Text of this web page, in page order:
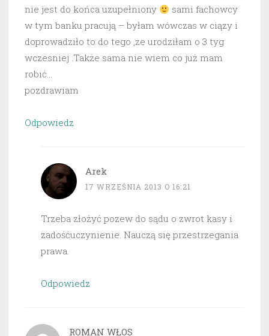
nie jest do końca uzupełniony
sami fachowcy
w tym banku pracują – byłam wówczas w ciązy i
doprowadziło to do tego ,ze urodziłam o 3 tyg
wczesniej .Także sama nie wiem co już mam
robić…
pozdrawiam
Odpowiedz
Arek
17 WRZEŚNIA 2013 O 16:21
Trzeba złożyć pozew do sądu o zwrot kasy i
zadośćuczynienie. Nauczą się przestrzegania
prawa.
Odpowiedz
ROMAN WŁOS